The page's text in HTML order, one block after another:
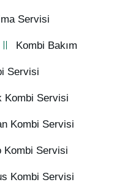
Servisi
Kombi Bakım
Servisi
Kombi Servisi
Kombi Servisi
Kombi Servisi
Kombi Servisi